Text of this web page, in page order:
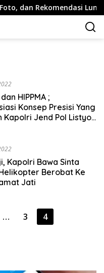
Rekomendasi Lumpia
HIPPMA ;
Konsep Presisi Yang
Kapolri Jend Pol Listyo
Kapolri Bawa Sinta
Berobat Ke
Jati
… 3 4